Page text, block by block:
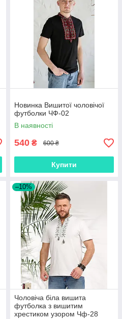
Новинка Вишитої чоловічої
футболки ЧФ-02
В наявності
540 ₴ 600 ₴
Купити
–10%
Чоловіча біла вишита
футболка з вишитим
хрестиком узором Чф-28